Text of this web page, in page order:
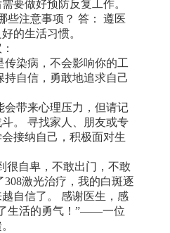
要做好预防反复工作。
些注意事项？ 答： 遵医
的生活习惯。
传染病，不会影响你的工
自信，勇敢地追求自己
会带来心理压力，但请记
。 寻找家人、朋友或专
接纳自己，积极面对生
很自卑，不敢出门，不敢
激光治疗，我的白斑逐
自信了。 感谢医生，感
生活的勇气！”——一位